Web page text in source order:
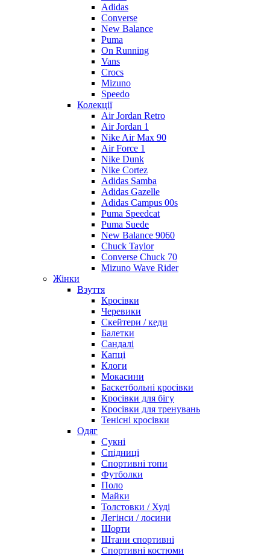
Adidas
Converse
New Balance
Puma
On Running
Vans
Crocs
Mizuno
Speedo
Колекції
Air Jordan Retro
Air Jordan 1
Nike Air Max 90
Air Force 1
Nike Dunk
Nike Cortez
Adidas Samba
Adidas Gazelle
Adidas Campus 00s
Puma Speedcat
Puma Suede
New Balance 9060
Chuck Taylor
Converse Chuck 70
Mizuno Wave Rider
Жінки
Взуття
Кросівки
Черевики
Скейтери / кеди
Балетки
Сандалі
Капці
Клоги
Мокасини
Баскетбольні кросівки
Кросівки для бігу
Кросівки для тренувань
Тенісні кросівки
Одяг
Сукні
Спідниці
Спортивні топи
Футболки
Поло
Майки
Толстовки / Худі
Легінси / лосини
Шорти
Штани спортивні
Спортивні костюми